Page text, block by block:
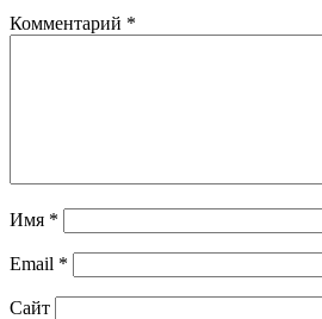
Комментарий *
Имя *
Email *
Сайт